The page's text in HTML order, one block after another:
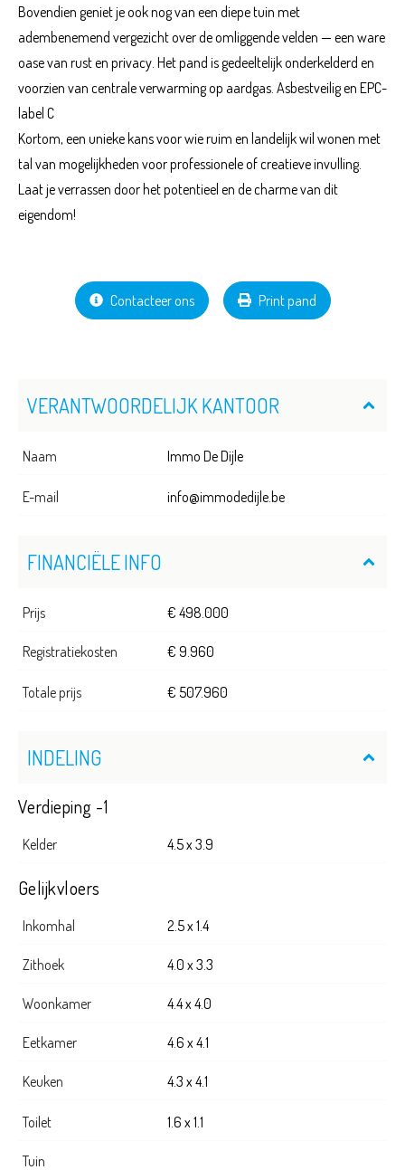
Bovendien geniet je ook nog van een diepe tuin met
adembenemend vergezicht over de omliggende velden — een ware
oase van rust en privacy. Het pand is gedeeltelijk onderkelderd en
voorzien van centrale verwarming op aardgas. Asbestveilig en EPC-
label C
Kortom, een unieke kans voor wie ruim en landelijk wil wonen met
tal van mogelijkheden voor professionele of creatieve invulling.
Laat je verrassen door het potentieel en de charme van dit
eigendom!
Contacteer ons Print pand
VERANTWOORDELIJK KANTOOR
Naam Immo De Dijle
E-mail info@immodedijle.be
FINANCIËLE INFO
Prijs € 498.000
Registratiekosten € 9.960
Totale prijs € 507.960
INDELING
Verdieping -1
Kelder 4.5 x 3.9
Gelijkvloers
Inkomhal 2.5 x 1.4
Zithoek 4.0 x 3.3
Woonkamer 4.4 x 4.0
Eetkamer 4.6 x 4.1
Keuken 4.3 x 4.1
Toilet 1.6 x 1.1
Tuin